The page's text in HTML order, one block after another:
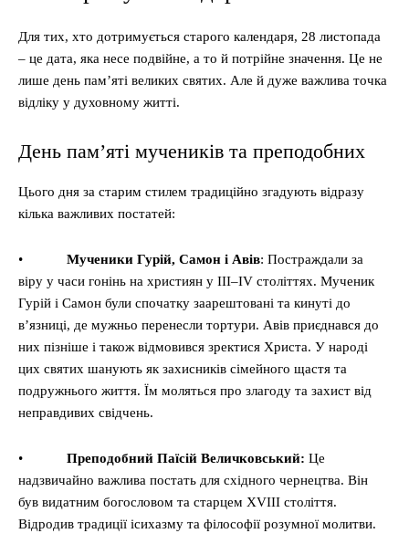
Для тих, хто дотримується старого календаря, 28 листопада
– це дата, яка несе подвійне, а то й потрійне значення. Це не
лише день пам’яті великих святих. Але й дуже важлива точка
відліку у духовному житті.
День пам’яті мучеників та преподобних
Цього дня за старим стилем традиційно згадують відразу
кілька важливих постатей:
• Мученики Гурій, Самон і Авів: Постраждали за
віру у часи гонінь на християн у III–IV століттях. Мученик
Гурій і Самон були спочатку заарештовані та кинуті до
в’язниці, де мужньо перенесли тортури. Авів приєднався до
них пізніше і також відмовився зректися Христа. У народі
цих святих шанують як захисників сімейного щастя та
подружнього життя. Їм моляться про злагоду та захист від
неправдивих свідчень.
• Преподобний Паїсій Величковський: Це
надзвичайно важлива постать для східного чернецтва. Він
був видатним богословом та старцем XVIII століття.
Відродив традиції ісихазму та філософії розумної молитви.